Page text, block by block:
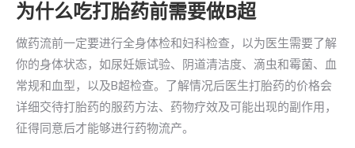
为什么吃打胎药前需要做B超
做药流前一定要进行全身体检和妇科检查，以为医生需要了解
你的身体状态，如尿妊娠试验、阴道清洁度、滴虫和霉菌、血
常规和血型，以及B超检查。了解情况后医生打胎药的价格会
详细交待打胎药的服药方法、药物疗效及可能出现的副作用，
征得同意后才能够进行药物流产。